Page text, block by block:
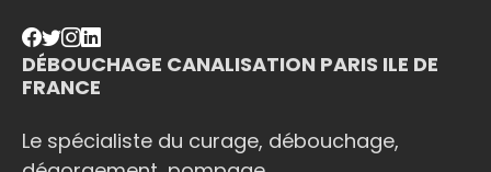
DÉBOUCHAGE CANALISATION PARIS ILE DE
FRANCE
Le spécialiste du curage, débouchage,